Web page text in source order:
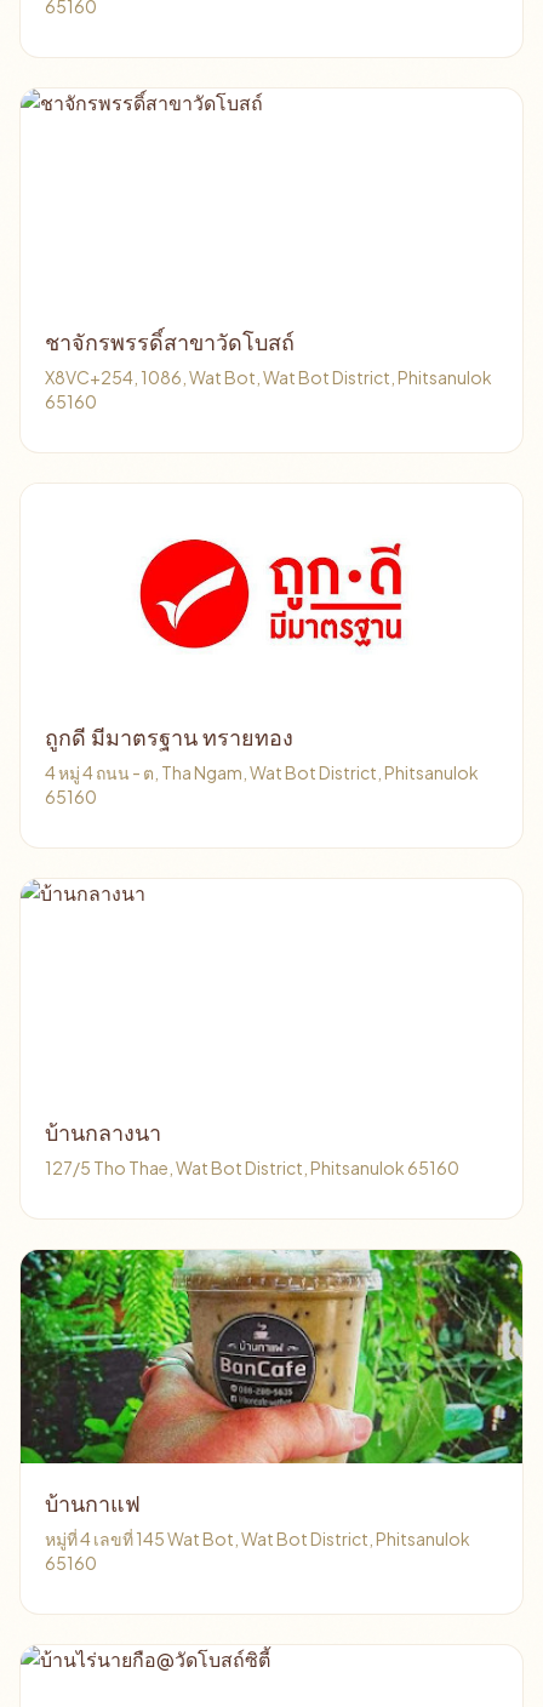
65160
ชาจักรพรรดิ์สาขาวัดโบสถ์
X8VC+254, 1086, Wat Bot, Wat Bot District, Phitsanulok
65160
ถูกดี มีมาตรฐาน ทรายทอง
4 หมู่ 4 ถนน - ต, Tha Ngam, Wat Bot District, Phitsanulok
65160
บ้านกลางนา
127/5 Tho Thae, Wat Bot District, Phitsanulok 65160
บ้านกาแฟ
หมู่ที่ 4 เลขที่ 145 Wat Bot, Wat Bot District, Phitsanulok
65160